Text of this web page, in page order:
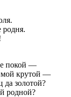
родня.
покой —
мой крутой —
да золотой?
родной?